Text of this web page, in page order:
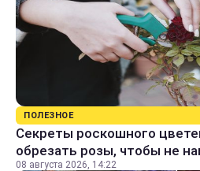
ПОЛЕЗНОЕ
Секреты роскошного
обрезать розы, чтобы не
08 августа 2026, 14:22